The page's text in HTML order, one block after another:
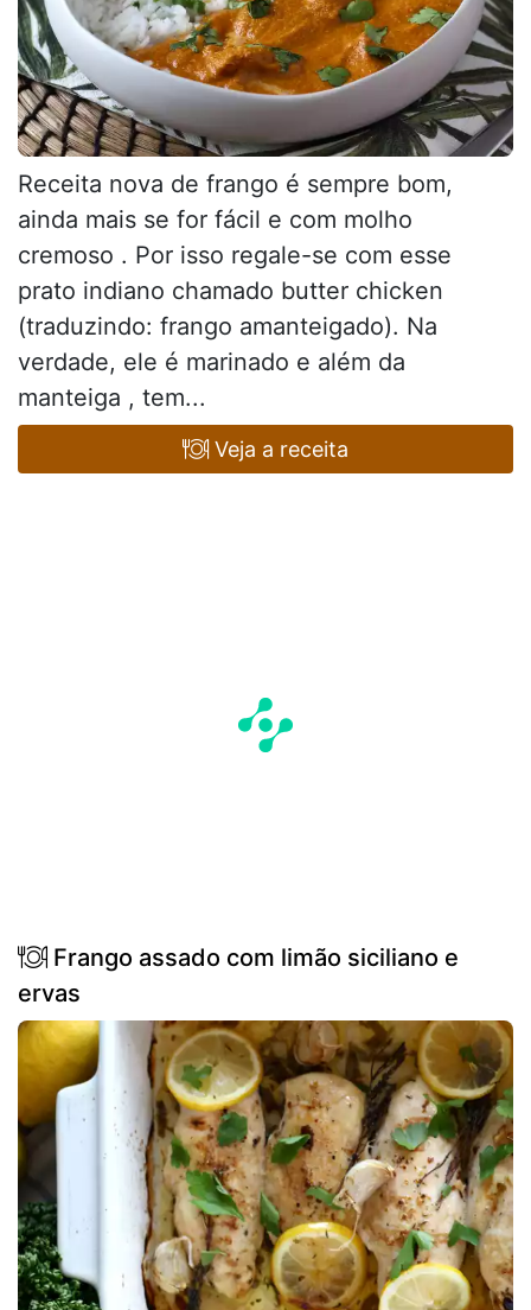
Receita nova de frango é sempre bom,
ainda mais se for fácil e com molho
cremoso . Por isso regale-se com esse
prato indiano chamado butter chicken
(traduzindo: frango amanteigado). Na
verdade, ele é marinado e além da
manteiga , tem...
Veja a receita
Frango assado com limão siciliano e
ervas